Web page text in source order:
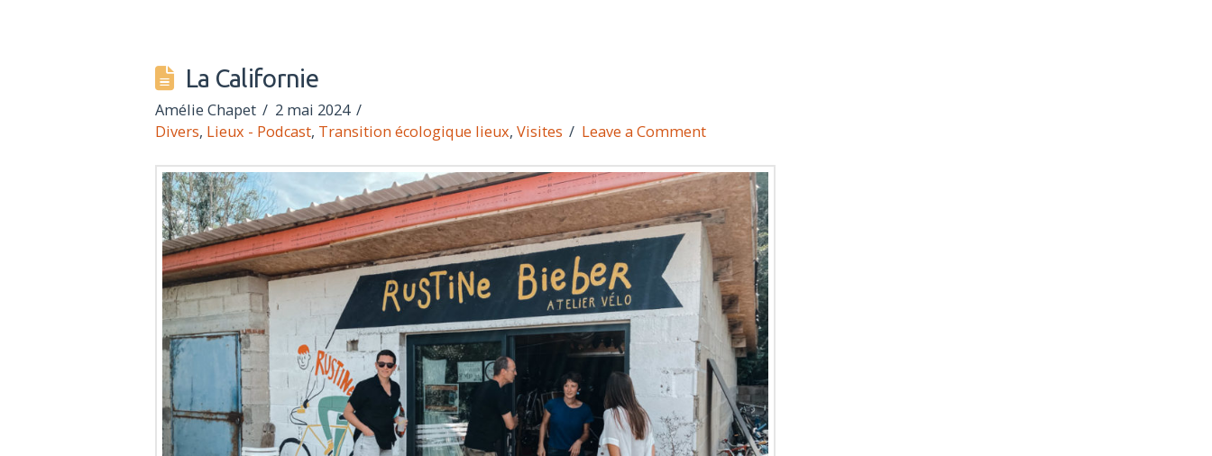
La Californie
Amélie Chapet
2 mai 2024
Divers, Lieux - Podcast, Transition écologique lieux, Visites Leave a Comment